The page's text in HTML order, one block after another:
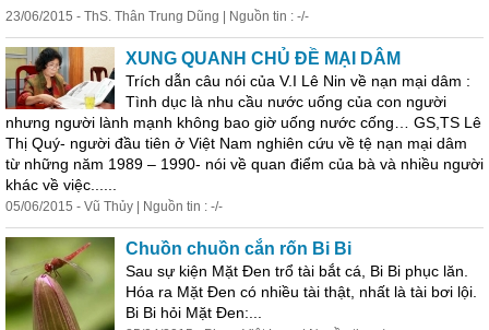
23/06/2015 - ThS. Thân Trung Dũng | Nguồn tin : -/-
XUNG QUANH CHỦ ĐỀ MẠI DÂM
Trích dẫn câu nói của V.I Lê Nin về nạn mại dâm :
Tình dục là nhu cầu nước uống của con người
nhưng người lành mạnh không bao giờ uống nước cống… GS,TS Lê
Thị Quý- người đầu tiên ở Việt Nam nghiên cứu về tệ nạn mại dâm
từ những năm 1989 – 1990- nói về quan điểm của bà và nhiều người
khác về việc......
05/06/2015 - Vũ Thủy | Nguồn tin : -/-
Chuồn chuồn cắn rốn Bi Bi
Sau sự kiện Mặt Đen trổ tài bắt cá, Bi Bi phục lăn.
Hóa ra Mặt Đen có nhiều tài thật, nhất là tài bơi lội.
Bi Bi hỏi Mặt Đen:...